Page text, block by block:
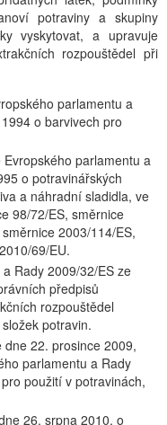
potraviny a skupiny
vyskytovat, a upravuje
rozpouštědel při
parlamentu a
o barvivech pro
parlamentu a
o potravinářských
a náhradní sladidla, ve
98/72/ES, směrnice
2003/114/ES,
69/EU.
Rady 2009/32/ES ze
předpisů
rozpouštědel
potravin.
22. prosince 2009,
parlamentu a Rady
použití v potravinách,
26. srpna 2010, o